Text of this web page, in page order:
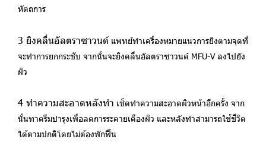
หัตถการ
3 ยิงคลื่นอัลตราซาวนด์ แพทย์ทำเครื่องหมายแนวการยิงตามจุดที่
จะทำการยกกระชับ จากนั้นจะยิงคลื่นอัลตราซาวนด์ MFU-V ลงไปยัง
ผิว
4 ทำความสะอาดหลังทำ เช็ดทำความสะอาดผิวหน้าอีกครั้ง จาก
นั้นทาครีมบำรุงเพื่อลดการระคายเคืองผิว และหลังทำสามารถใช้ชีวิต
ได้ตามปกติโดยไม่ต้องพักฟื้น